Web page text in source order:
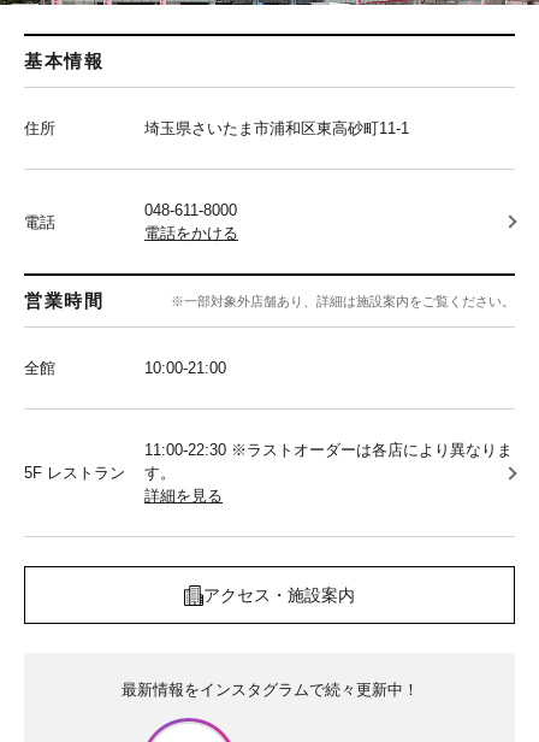
基本情報
住所 埼玉県さいたま市浦和区東高砂町11-1
電話
048-611-8000
電話をかける
営業時間 ※一部対象外店舗あり、詳細は施設案内をご覧ください。
全館 10:00‐21:00
5F レストラン
11:00-22:30 ※ラストオーダーは各店により異なりま
す。
詳細を見る
アクセス・施設案内
最新情報をインスタグラムで続々更新中！